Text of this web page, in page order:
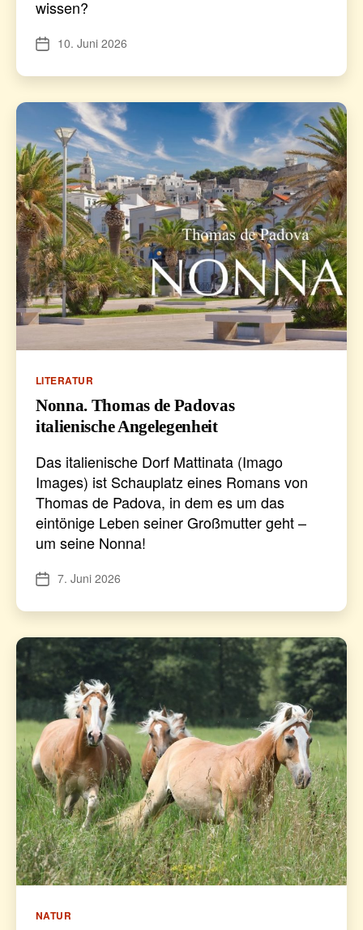
wissen?
Veröffentlichungsdatum
10. Juni 2026
Kategorien
LITERATUR
Nonna. Thomas de Padovas
italienische Angelegenheit
Das italienische Dorf Mattinata (Imago
Images) ist Schauplatz eines Romans von
Thomas de Padova, in dem es um das
eintönige Leben seiner Großmutter geht –
um seine Nonna!
Veröffentlichungsdatum
7. Juni 2026
Kategorien
NATUR